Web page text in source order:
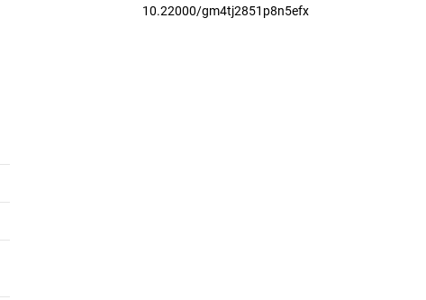
10.22000/gm4tj2851p8n5efx